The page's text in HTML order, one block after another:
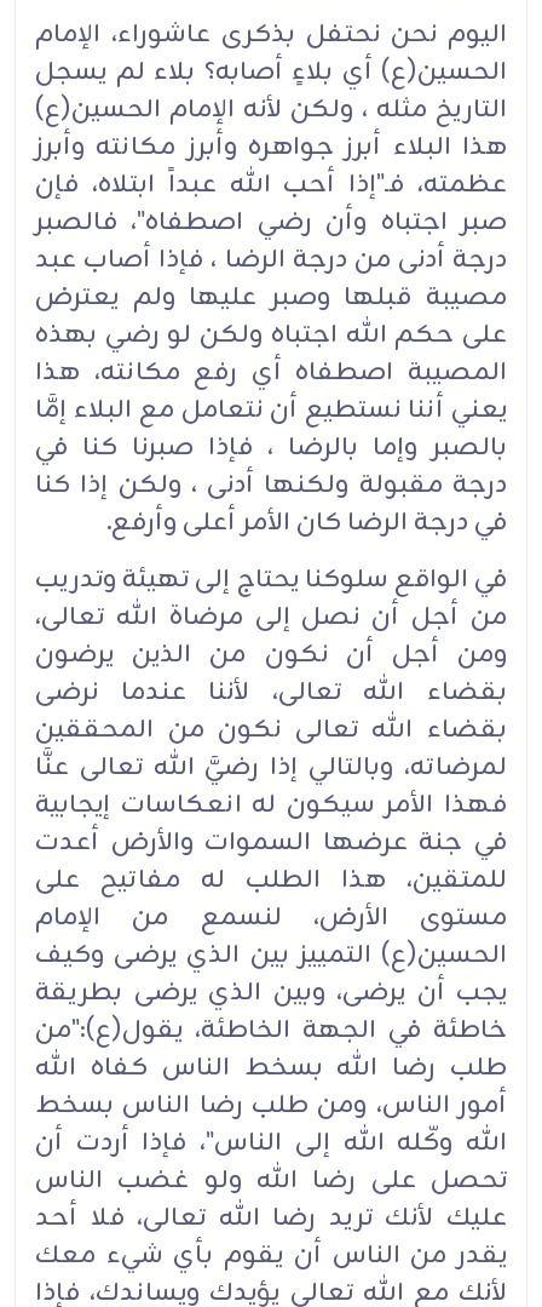
اليوم نحن نحتفل بذكرى عاشوراء، الإمام
الحسين(ع) أي بلاءٍ أصابه؟ بلاء لم يسجل
التاريخ مثله ، ولكن لأنه الإمام الحسين(ع)
هذا البلاء أبرز جواهره وأبرز مكانته وأبرز
عظمته، فـ"إذا أحب الله عبداً ابتلاه، فإن
صبر اجتباه وأن رضي اصطفاه"، فالصبر
درجة أدنى من درجة الرضا ، فإذا أصاب عبد
مصيبة قبلها وصبر عليها ولم يعترض
على حكم الله اجتباه ولكن لو رضي بهذه
المصيبة اصطفاه أي رفع مكانته، هذا
يعني أننا نستطيع أن نتعامل مع البلاء إمَّا
بالصبر وإما بالرضا ، فإذا صبرنا كنا في
درجة مقبولة ولكنها أدنى ، ولكن إذا كنا
في درجة الرضا كان الأمر أعلى وأرفع.
في الواقع سلوكنا يحتاج إلى تهيئة وتدريب
من أجل أن نصل إلى مرضاة الله تعالى،
ومن أجل أن نكون من الذين يرضون
بقضاء الله تعالى، لأننا عندما نرضى
بقضاء الله تعالى نكون من المحققين
لمرضاته، وبالتالي إذا رضيَّ الله تعالى عنَّا
فهذا الأمر سيكون له انعكاسات إيجابية
في جنة عرضها السموات والأرض أعدت
للمتقين، هذا الطلب له مفاتيح على
مستوى الأرض، لنسمع من الإمام
الحسين(ع) التمييز بين الذي يرضى وكيف
يجب أن يرضى، وبين الذي يرضى بطريقة
خاطئة في الجهة الخاطئة، يقول(ع):"من
طلب رضا الله بسخط الناس كفاه الله
أمور الناس، ومن طلب رضا الناس بسخط
الله وكّله الله إلى الناس"، فإذا أردت أن
تحصل على رضا الله ولو غضب الناس
عليك لأنك تريد رضا الله تعالى، فلا أحد
يقدر من الناس أن يقوم بأي شيء معك
لأنك مع الله تعالى يؤيدك ويساندك، فإذا